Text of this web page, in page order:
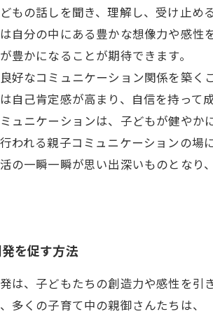
もの話しを聞き、理解し、受け止め
自分の中にある豊かな想像力や感性
豊かになることが期待できます。
好なコミュニケーション関係を築く
自己肯定感が高まり、自信を持って
ュニケーションは、子どもが健やか
われる親子コミュニケーションの場
の一瞬一瞬が思い出深いものとなり
を促す方法
は、子どもたちの創造力や感性を引
多くの子育て中の親御さんたちは、